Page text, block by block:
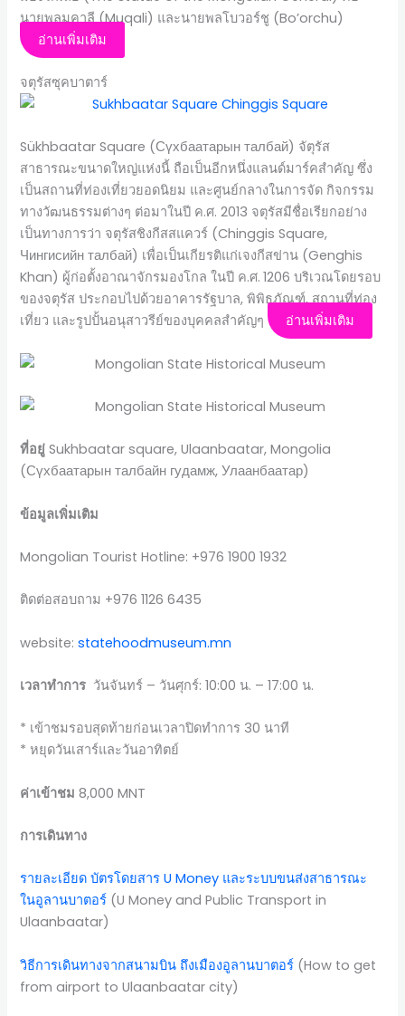
นายพลมุคาลี (Muqali) และนายพลโบวอร์ชู (Bo’orchu)
อ่านเพิ่มเติม
จตุรัสซุคบาตาร์
Sükhbaatar Square (Сүхбаатарын талбай) จัตุรัส
สาธารณะขนาดใหญ่แห่งนี้ ถือเป็นอีกหนึ่งแลนด์มาร์คสำคัญ ซึ่ง
เป็นสถานที่ท่องเที่ยวยอดนิยม และศูนย์กลางในการจัด กิจกรรม
ทางวัฒนธรรมต่างๆ ต่อมาในปี ค.ศ. 2013 จตุรัสมีชื่อเรียกอย่าง
เป็นทางการว่า จตุรัสชิงกีสสแควร์ (Chinggis Square,
Чингисийн талбай) เพื่อเป็นเกียรติแก่เจงกีสข่าน (Genghis
Khan) ผู้ก่อตั้งอาณาจักรมองโกล ในปี ค.ศ. 1206 บริเวณโดยรอบ
ของจตุรัส ประกอบไปด้วยอาคารรัฐบาล, พิพิธภัณฑ์, สถานที่ท่อง
เที่ยว และรูปปั้นอนุสาวรีย์ของบุคคลสำคัญๆ
อ่านเพิ่มเติม
ที่อยู่ Sukhbaatar square, Ulaanbaatar, Mongolia
(Сүхбаатарын талбайн гудамж, Улаанбаатар)
ข้อมูลเพิ่มเติม
Mongolian Tourist Hotline: +976 1900 1932
ติดต่อสอบถาม +976 1126 6435
website:statehoodmuseum.mn
เวลาทำการ วันจันทร์ – วันศุกร์: 10:00 น. – 17:00 น.
* เข้าชมรอบสุดท้ายก่อนเวลาปิดทำการ 30 นาที
* หยุดวันเสาร์และวันอาทิตย์
ค่าเข้าชม 8,000 MNT
การเดินทาง
รายละเอียด บัตรโดยสาร U Money และระบบขนส่งสาธารณะ
ในอูลานบาตอร์ (U Money and Public Transport in
Ulaanbaatar)
วิธีการเดินทางจากสนามบิน ถึงเมืองอูลานบาตอร์ (How to get
from airport to Ulaanbaatar city)